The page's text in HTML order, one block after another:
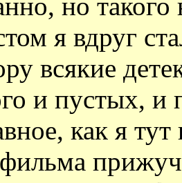
я вдруг
всякие
и пустых,
как я